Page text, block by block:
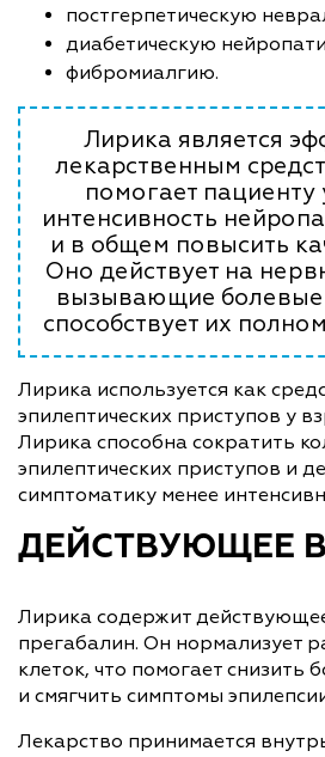
постгерпетическую
диабетическую
фибромиалгию.
Лирика является
лекарственным
помогает
интенсивность
и в общем повысить
Оно действует на
вызывающие
способствует их
Лирика используется как
эпилептических приступов у
Лирика способна сократить
эпилептических приступов и
симптоматику менее
ДЕЙСТВУЮЩЕЕ
Лирика содержит
прегабалин. Он нормализует
клеток, что помогает
и смягчить симптомы
Лекарство принимается